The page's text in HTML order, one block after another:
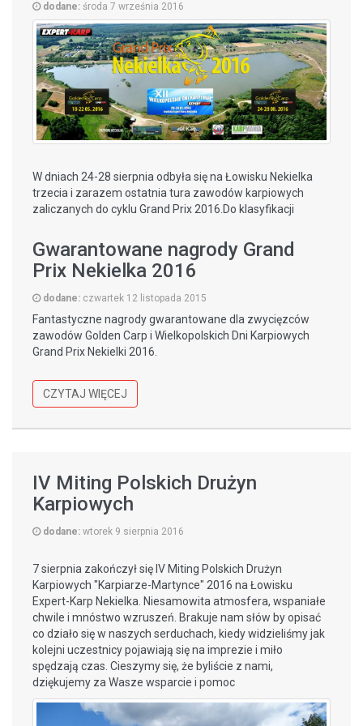
dodane: środa 7 września 2016
W dniach 24-28 sierpnia odbyła się na Łowisku Nekielka
trzecia i zarazem ostatnia tura zawodów karpiowych
zaliczanych do cyklu Grand Prix 2016.Do klasyfikacji
złowionych przez każdy startujący zespół.
Gwarantowane nagrody Grand
Prix Nekielka 2016
dodane: czwartek 12 listopada 2015
Fantastyczne nagrody gwarantowane dla zwycięzców
zawodów Golden Carp i Wielkopolskich Dni Karpiowych
Grand Prix Nekielki 2016.
CZYTAJ WIĘCEJ
IV Miting Polskich Drużyn
Karpiowych
dodane: wtorek 9 sierpnia 2016
7 sierpnia zakończył się IV Miting Polskich Drużyn
Karpiowych "Karpiarze-Martynce" 2016 na Łowisku
Expert-Karp Nekielka. Niesamowita atmosfera, wspaniałe
chwile i mnóstwo wzruszeń. Brakuje nam słów by opisać
co działo się w naszych serduchach, kiedy widzieliśmy jak
kolejni uczestnicy pojawiają się na imprezie i miło
spędzają czas. Cieszymy się, że byliście z nami,
dziękujemy za Wasze wsparcie i pomoc